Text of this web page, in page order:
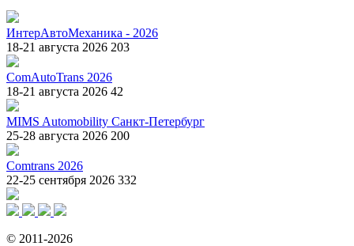
ИнтерАвтоМеханика - 2026
18-21 августа 2026 203
ComAutoTrans 2026
18-21 августа 2026 42
MIMS Automobility Санкт-Петербург
25-28 августа 2026 200
Comtrans 2026
22-25 сентября 2026 332
© 2011-2026